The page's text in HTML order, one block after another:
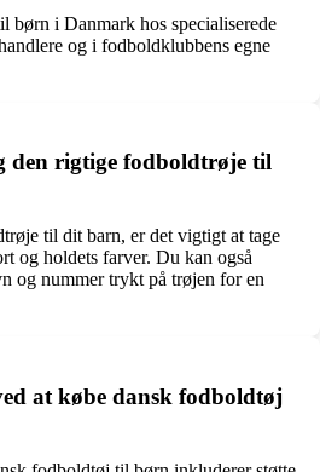
børn i Danmark hos specialiserede
og i fodboldklubbens egne
den rigtige fodboldtrøje til
til dit barn, er det vigtigt at tage
og holdets farver. Du kan også
og nummer trykt på trøjen for en
at købe dansk fodboldtøj